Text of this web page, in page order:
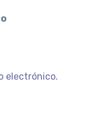
electrónico.